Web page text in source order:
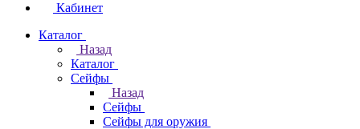
Кабинет
Каталог
Назад
Каталог
Cейфы
Назад
Cейфы
Cейфы для оружия